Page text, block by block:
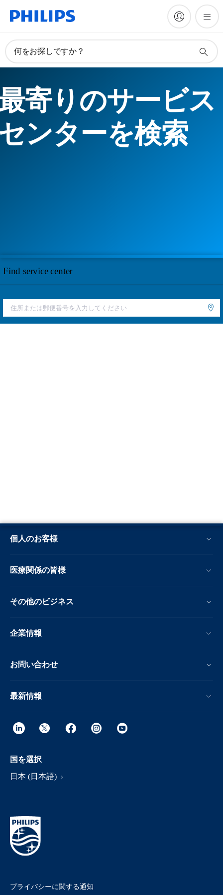
何をお探しですか？
寄りのサービス
ンターを検索
Find service center
個人のお客様
医療関係の皆様
その他のビジネス
企業情報
お問い合わせ
最新情報
国を選択
日本 (日本語)
プライバシーに関する通知